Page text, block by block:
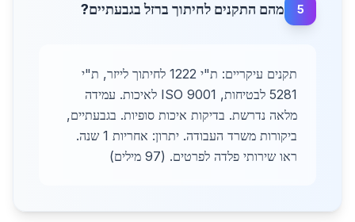
5 מהם התקנים לחיתוך ברזל בגבעתיים?
תקנים עיקריים: ת"י 1222 לחיתוך לייזר, ת"י
5281 לבטיחות, ISO 9001 לאיכות. עמידה
מלאה נדרשת. בדיקות איכות סופיות. בגבעתיים,
ביקורות משרד העבודה. יתרון: אחריות 1 שנה.
ראו שירותי פלדה לפרטים. (97 מילים)